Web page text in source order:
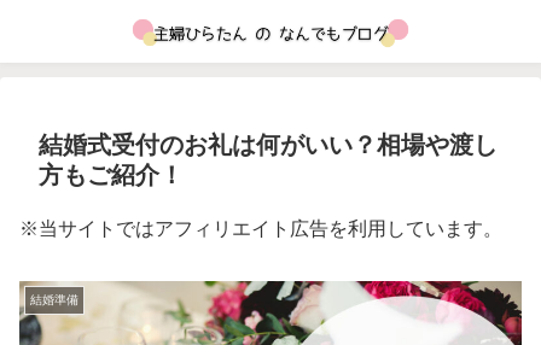
結婚式受付のお礼は何がいい？相場や渡し
方もご紹介！
※当サイトではアフィリエイト広告を利用しています。
結婚準備